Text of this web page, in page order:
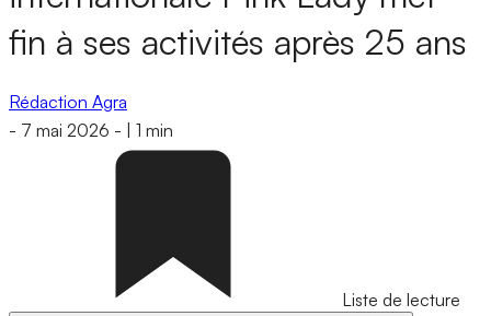
fin à ses activités après 25 ans
Rédaction Agra
- 7 mai 2026 - 1 min
Liste de lecture